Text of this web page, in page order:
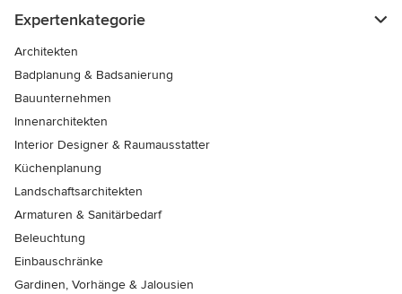
Expertenkategorie
Architekten
Badplanung & Badsanierung
Bauunternehmen
Innenarchitekten
Interior Designer & Raumausstatter
Küchenplanung
Landschaftsarchitekten
Armaturen & Sanitärbedarf
Beleuchtung
Einbauschränke
Gardinen, Vorhänge & Jalousien